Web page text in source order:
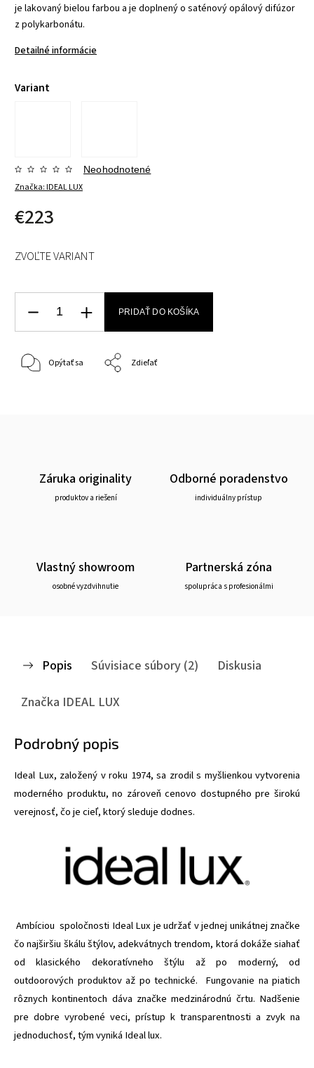
je lakovaný bielou farbou a je doplnený o saténový opálový difúzor
z polykarbonátu.
Detailné informácie
Variant
Značka:IDEAL LUX
Neohodnotené
€223
ZVOĽTE VARIANT
PRIDAŤ DO KOŠÍKA
Opýtať sa Zdieľať
Záruka originality
produktov a riešení
Odborné poradenstvo
individuálny prístup
Vlastný showroom
osobné vyzdvihnutie
Partnerská zóna
spolupráca s profesionálmi
Popis Súvisiace súbory (2)
Diskusia
Značka IDEAL LUX
Podrobný popis
Ideal Lux, založený v roku 1974, sa zrodil s myšlienkou vytvorenia
moderného produktu, no zároveň cenovo dostupného pre širokú
verejnosť, čo je cieľ, ktorý sleduje dodnes.
Ambíciou spoločnosti Ideal Lux je udržať v jednej unikátnej značke
čo najširšiu škálu štýlov, adekvátnych trendom, ktorá dokáže siahať
od klasického dekoratívneho štýlu až po moderný, od
outdoorových produktov až po technické. Fungovanie na piatich
rôznych kontinentoch dáva značke medzinárodnú črtu. Nadšenie
pre dobre vyrobené veci, prístup k transparentnosti a zvyk na
jednoduchosť, tým vyniká Ideal lux.